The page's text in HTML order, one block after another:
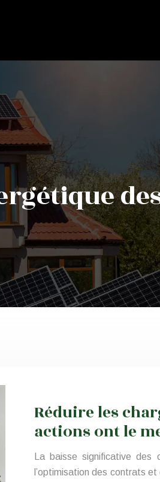
Réduire les
actions ont le
La baisse significative
l’optimisation des contrats et